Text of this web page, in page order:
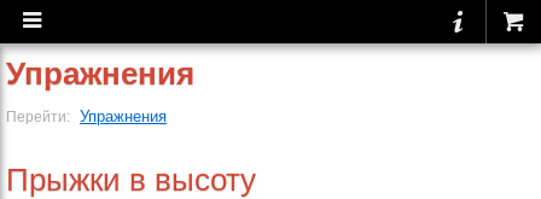
Упражнения
Перейти: Упражнения
Прыжки в высоту